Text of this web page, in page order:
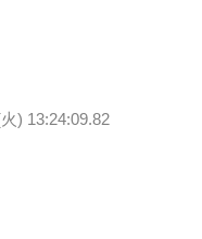
) 13:24:09.82